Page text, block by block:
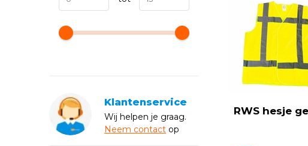
RWS hesje
Klantenservice
Wij helpen je graag.
Neem contact op